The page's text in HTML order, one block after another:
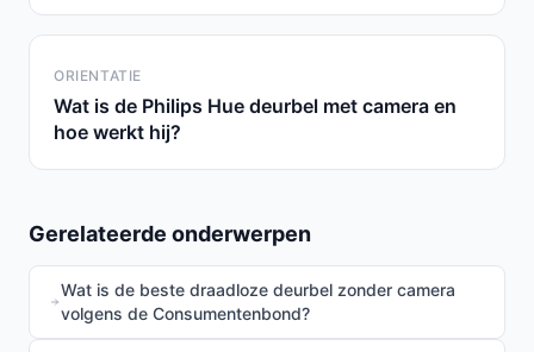
ORIENTATIE
Wat is de Philips Hue deurbel met camera en
hoe werkt hij?
Gerelateerde onderwerpen
Wat is de beste draadloze deurbel zonder camera
volgens de Consumentenbond?